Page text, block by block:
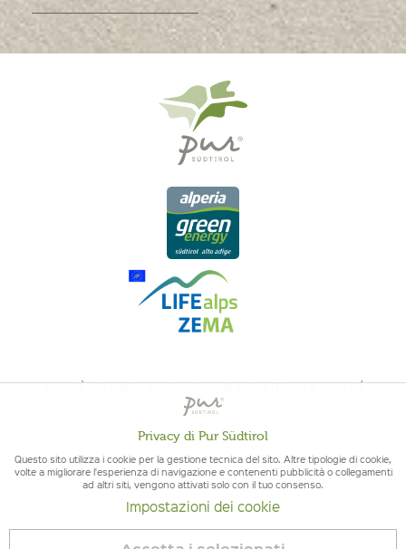
QUALITÀ DELL'ALTO ADIGE - ORIGINE ALTOATESINA E QUALITÁ
CONTROLLATA
Privacy di Pur Südtirol
Questo sito utilizza i cookie per la gestione tecnica del sito. Altre tipologie di cookie,
volte a migliorare l'esperienza di navigazione e contenenti pubblicità o collegamenti
ad altri siti, vengono attivati solo con il tuo consenso.
Impostazioni dei cookie